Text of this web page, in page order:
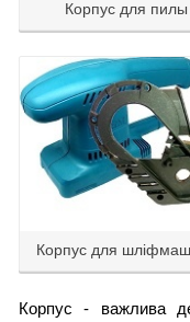
Корпус для пилы
Корпус для
Корпус - важлива